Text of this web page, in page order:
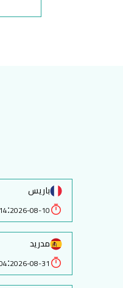
باريس
2026-08-10
:
مدريد
2026-08-31
: